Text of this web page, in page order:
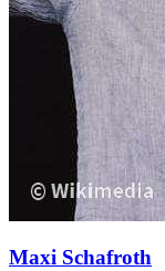
Maxi Schafroth